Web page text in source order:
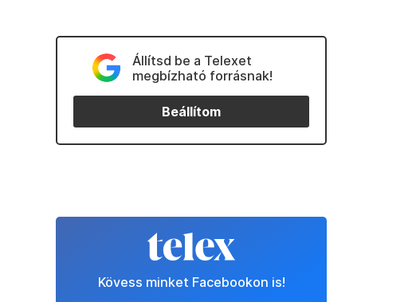
Állítsd be a Telexet
megbízható forrásnak!
Beállítom
Kövess minket Facebookon is!